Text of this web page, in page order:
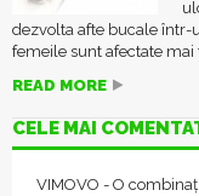
dezvolta afte bucale într-
femeile sunt afectate mai
READ MORE
CELE MAI
VIMOVO - O